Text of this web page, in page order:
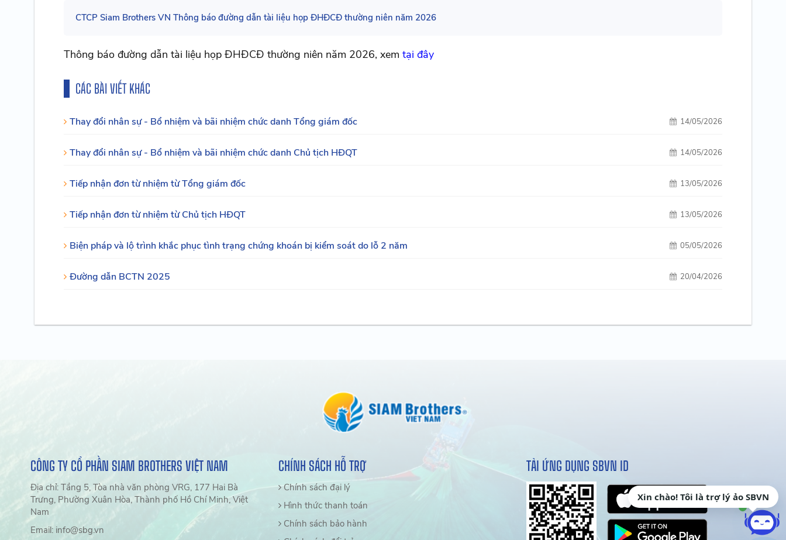
CTCP Siam Brothers VN Thông báo đường dẫn tài liệu họp ĐHĐCĐ thường niên năm 2026
Thông báo đường dẫn tài liệu họp ĐHĐCĐ thường niên năm 2026, xem tại đây
CÁC BÀI VIẾT KHÁC
Thay đổi nhân sự - Bổ nhiệm và bãi nhiệm chức danh Tổng giám đốc 14/05/2026
Thay đổi nhân sự - Bổ nhiệm và bãi nhiệm chức danh Chủ tịch HĐQT 14/05/2026
Tiếp nhận đơn từ nhiệm từ Tổng giám đốc 13/05/2026
Tiếp nhận đơn từ nhiệm từ Chủ tịch HĐQT 13/05/2026
Biện pháp và lộ trình khắc phục tình trạng chứng khoán bị kiểm soát do lỗ 2 năm 05/05/2026
Đường dẫn BCTN 2025 20/04/2026
CÔNG TY CỔ PHẦN SIAM BROTHERS VIỆT NAM
Địa chỉ: Tầng 5, Tòa nhà văn phòng VRG, 177 Hai Bà
Trưng, Phường Xuân Hòa, Thành phố Hồ Chí Minh, Việt
Nam
Email: info@sbg.vn
CHÍNH SÁCH HỖ TRỢ
Chính sách đại lý
Hình thức thanh toán
Chính sách bảo hành
TẢI ỨNG DỤNG SBVN ID
Xin chào! Tôi là trợ lý ảo SBVN